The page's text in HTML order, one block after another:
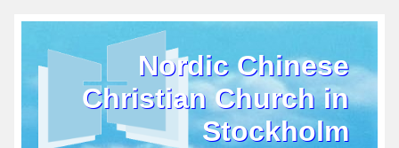
Nordic Chinese
Christian Church in
Stockholm
历
史